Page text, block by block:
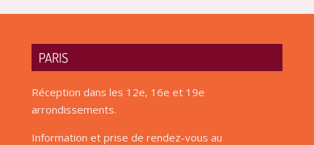
PARIS
Réception dans les 12e, 16e et 19e
arrondissements.
Information et prise de rendez-vous au